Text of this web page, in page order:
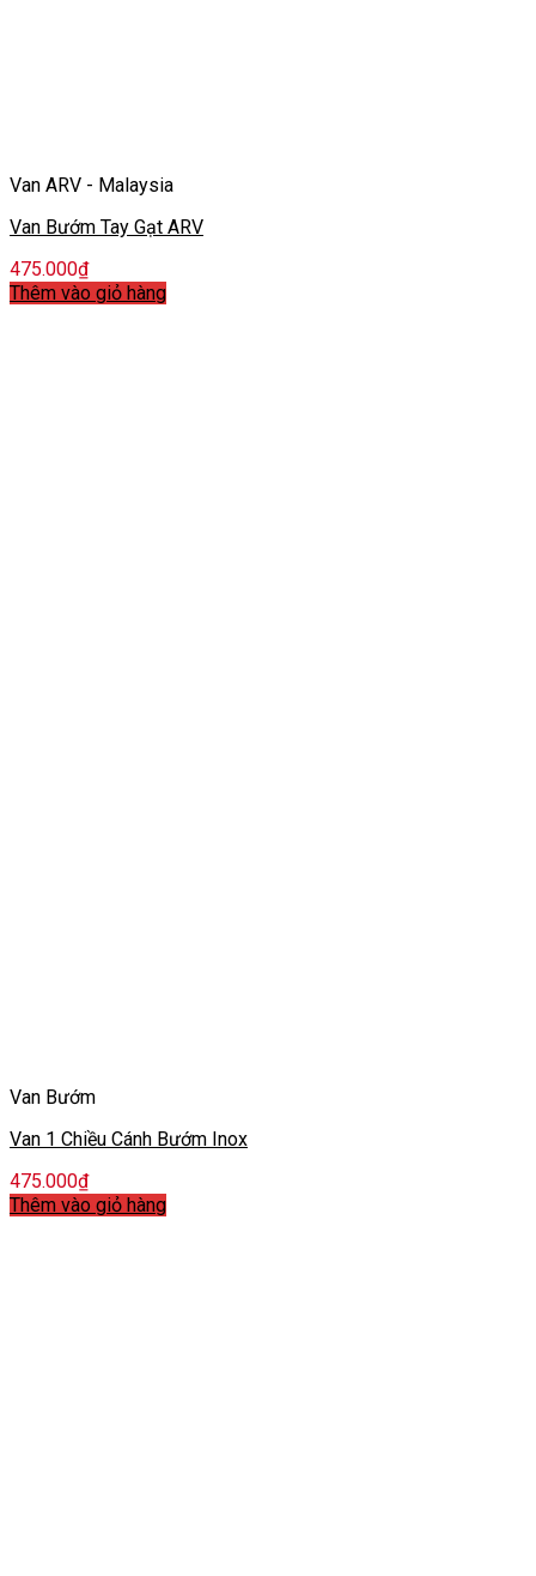
Van ARV - Malaysia
Van Bướm Tay Gạt ARV
475.000₫
Thêm vào giỏ hàng
Van Bướm
Van 1 Chiều Cánh Bướm Inox
475.000₫
Thêm vào giỏ hàng